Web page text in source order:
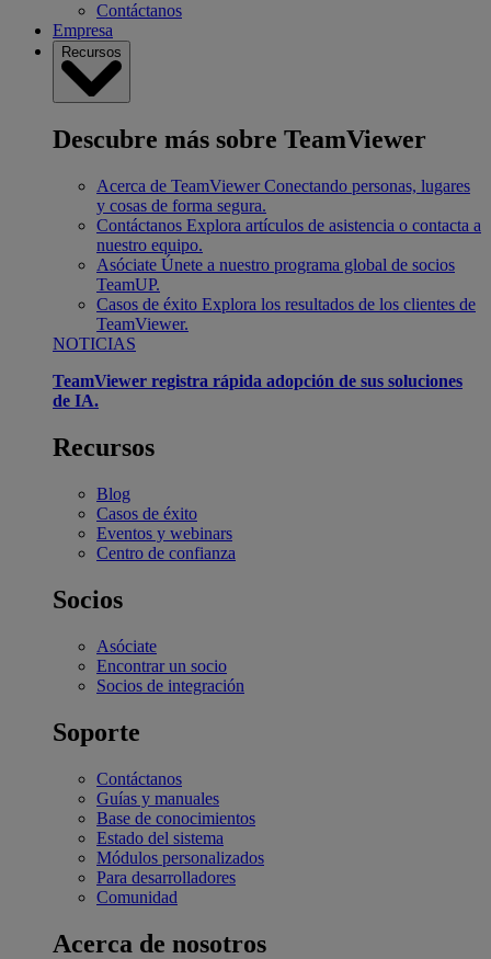
Contáctanos
Empresa
Recursos
Descubre más sobre TeamViewer
Acerca de TeamViewer Conectando personas, lugares
y cosas de forma segura.
Contáctanos Explora artículos de asistencia o contacta a
nuestro equipo.
Asóciate Únete a nuestro programa global de socios
TeamUP.
Casos de éxito Explora los resultados de los clientes de
TeamViewer.
NOTICIAS
TeamViewer registra rápida adopción de sus soluciones
de IA.
Recursos
Blog
Casos de éxito
Eventos y webinars
Centro de confianza
Socios
Asóciate
Encontrar un socio
Socios de integración
Soporte
Contáctanos
Guías y manuales
Base de conocimientos
Estado del sistema
Módulos personalizados
Para desarrolladores
Comunidad
Acerca de nosotros